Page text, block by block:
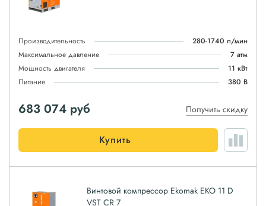
Производительность
280-1740 л/мин
Максимальное давление
7 атм
Мощность двигателя
11 кВт
Питание
380 В
683 074 руб Получить скидку
Купить
Винтовой компрессор Ekomak EKO 11 D
VST CR 7